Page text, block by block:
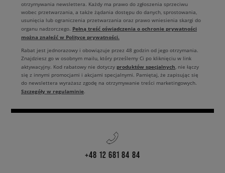
otrzymywania newslettera. Każdy ma prawo do zgłoszenia sprzeciwu
wobec przetwarzania, a także żądania dostępu do danych, sprostowania,
usunięcia lub ograniczenia przetwarzania oraz prawo wniesienia skargi do
organu nadzorczego. Pełną treść oświadczenia o ochronie prywatności
można znaleźć w Polityce prywatności.
Rabat jest jednorazowy i obowiązuje przez 48 godzin od jego otrzymania.
Znajdziesz go w osobnym mailu, który prześlemy Ci po kliknięciu w link
aktywacyjny. Kod rabatowy nie dotyczy produktów specjalnych, nie łączy
się z innymi promocjami i akcjami specjalnymi. Pamiętaj, że zapisując się
do newslettera wyrażasz zgodę na otrzymywanie treści marketingowych.
Szczegóły w regulaminie.
+48 12 681 84 84